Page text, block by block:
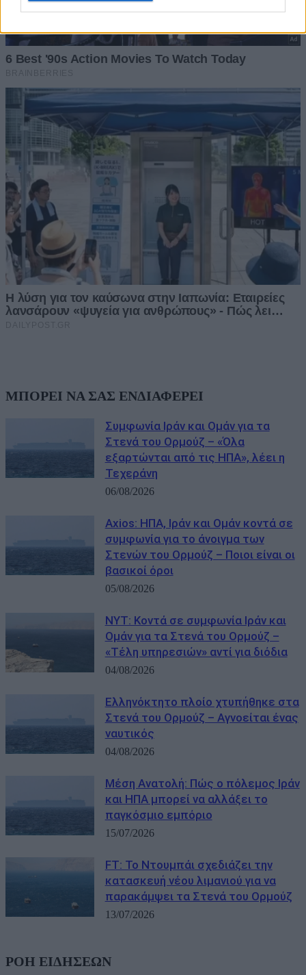
ΜΠΟΡΕΙ ΝΑ ΣΑΣ ΕΝΔΙΑΦΕΡΕΙ
Συμφωνία Ιράν και Ομάν για τα
Στενά του Ορμούζ – «Όλα
εξαρτώνται από τις ΗΠΑ», λέει η
Τεχεράνη
06/08/2026
Axios: ΗΠΑ, Ιράν και Ομάν κοντά σε
συμφωνία για το άνοιγμα των
Στενών του Ορμούζ – Ποιοι είναι οι
βασικοί όροι
05/08/2026
NYT: Κοντά σε συμφωνία Ιράν και
Ομάν για τα Στενά του Ορμούζ –
«Τέλη υπηρεσιών» αντί για διόδια
04/08/2026
Ελληνόκτητο πλοίο χτυπήθηκε στα
Στενά του Ορμούζ – Αγνοείται ένας
ναυτικός
04/08/2026
Μέση Ανατολή: Πώς ο πόλεμος Ιράν
και ΗΠΑ μπορεί να αλλάξει το
παγκόσμιο εμπόριο
15/07/2026
FT: Το Ντουμπάι σχεδιάζει την
κατασκευή νέου λιμανιού για να
παρακάμψει τα Στενά του Ορμούζ
13/07/2026
ΡΟΗ ΕΙΔΗΣΕΩΝ